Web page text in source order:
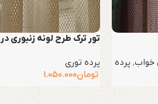
خواب, پرده
تور ترک طرح لونه زنبوری در 4 رنگ
پرده توری
تومان1.050.000